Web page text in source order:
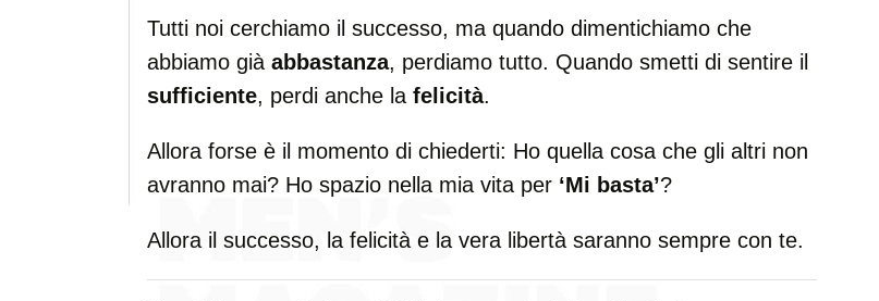
Tutti noi cerchiamo il successo, ma quando dimentichiamo che
abbiamo già abbastanza, perdiamo tutto. Quando smetti di sentire il
sufficiente, perdi anche la felicità.
Allora forse è il momento di chiederti: Ho quella cosa che gli altri non
avranno mai? Ho spazio nella mia vita per ‘Mi basta’?
Allora il successo, la felicità e la vera libertà saranno sempre con te.